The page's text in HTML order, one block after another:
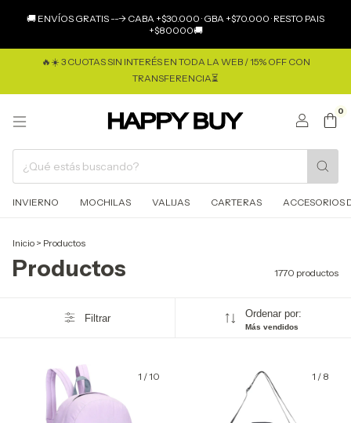
🚚 ENVÍOS GRATIS ---> CABA +$30.000 · GBA +$70.000 · RESTO PAIS
+$80000🚚
🔥☀️ 3 CUOTAS SIN INTERÉS EN TODA LA WEB / 15% OFF CON
TRANSFERENCIA⏳
0
INVIERNO MOCHILAS VALIJAS CARTERAS ACCESORIOS
Inicio > Productos
Productos 1770 productos
Filtrar Ordenar por:
Más vendidos
1 /10 1 / 8